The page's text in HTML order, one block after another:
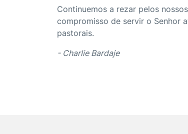
Continuemos a rezar pelos
compromisso de servir o Senhor
pastorais.
- Charlie Bardaje